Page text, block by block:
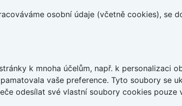
osobní údaje (včetně cookies), se
k mnoha účelům, např. k personalizaci
vaše preference. Tyto soubory se
odesílat své vlastní soubory cookies